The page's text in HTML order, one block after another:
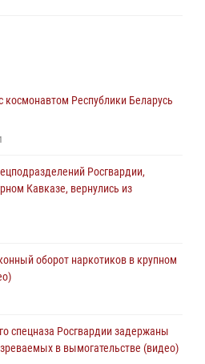
со Дня образования ОМОН
стал гостем эфира
космонавтом Республики Беларусь
1
Росгвардии,
Кавказе, вернулись из
оборот наркотиков в крупном
спецназа Росгвардии задержаны
в вымогательстве (видео)